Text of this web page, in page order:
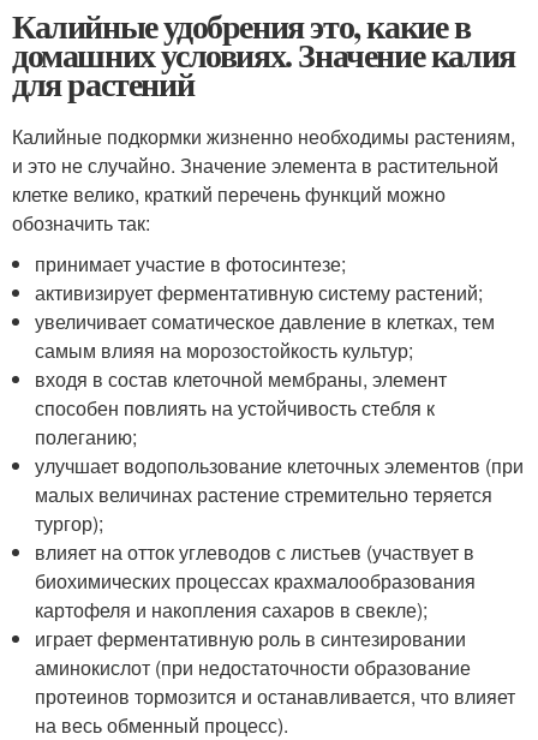
Калийные удобрения это, какие в
домашних условиях. Значение калия
для растений
Калийные подкормки жизненно необходимы растениям,
и это не случайно. Значение элемента в растительной
клетке велико, краткий перечень функций можно
обозначить так:
принимает участие в фотосинтезе;
активизирует ферментативную систему растений;
увеличивает соматическое давление в клетках, тем
самым влияя на морозостойкость культур;
входя в состав клеточной мембраны, элемент
способен повлиять на устойчивость стебля к
полеганию;
улучшает водопользование клеточных элементов (при
малых величинах растение стремительно теряется
тургор);
влияет на отток углеводов с листьев (участвует в
биохимических процессах крахмалообразования
картофеля и накопления сахаров в свекле);
играет ферментативную роль в синтезировании
аминокислот (при недостаточности образование
протеинов тормозится и останавливается, что влияет
на весь обменный процесс).